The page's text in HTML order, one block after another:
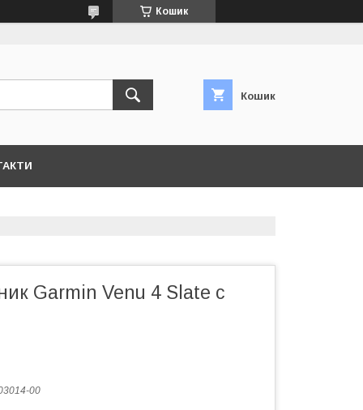
Кошик
Кошик
Garmin Venu 4 Slate с
00